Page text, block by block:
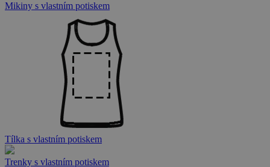
Mikiny s vlastním potiskem
Tílka s vlastním potiskem
Trenky s vlastním potiskem